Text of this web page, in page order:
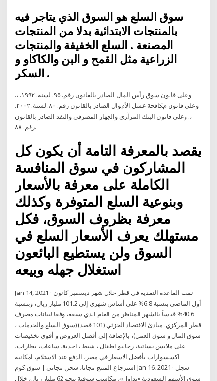
سوق السلع هو السوق الذي يتاجر فيه
بالمنتجات الابتدائية بدلا من المنتجات
المصنعة . السلع الخفيفة والمنتجات
الزراعية مثل القمح و البن والكاكاو و
السكر .
وﻋﻠﻰ ﻗﺎﻧﻮن ﺳﻮق رأس اﻟﻤﺎل اﻟﺼﺎدر ﺑﺎﻟﻘﺎﻧﻮن رﻗﻢ. ٩٥. ﻟﺴﻨﺔ. ١٩٩٢. ،.
وﻋﻠﻰ ﻗﺎﻧﻮن ﻡﻜﺎﻓﺤﺔ ﻏﺴﻞ اﻷﻡﻮال اﻟﺼﺎدر ﺑﺎﻟﻘﺎﻧﻮن رﻗﻢ. ٨٠. ﻟﺴﻨﺔ. ٢٠٠٢.
،. وﻋﻠﻰ ﻗﺎﻧﻮن اﻟﺒﻨﻚ اﻟﻤﺮآﺰى واﻟﺠﻬﺎز اﻟﻤﺼﺮﻓﻰ واﻟﻨﻘﺪ اﻟﺼﺎدر ﺑﺎﻟﻘﺎﻧﻮن
رﻗﻢ. ٨٨.
يقصد بالمعرفة التامة أن يكون كل
المشاركون في سوق المنافسة
الكاملة على معرفة بالأسعار
وبنوعية السلع المتوفرة وكذلك
معرفة بظروف السوق، فكل
مستهلك يعرف الأسعار السلع في
السوق ولن يستطيع البائعون
استغلال جهله وبيعه
Jan 14, 2021 · نمت القاعدة النقدية في قطر خلال شهر ديسمبر كانون
أول الماضي بنسبة 6.8% على أساس شهري إلى 101.2 مليار ريال، وبنسبة
40.6% قياساً بالشهر المناظر من العام الذي سبقه، وفقا لبيانات مصرف
قطر المركزي. مبادئ الاقتصاد الجزئي (101 قصد) (سوق السلع والخدمات ،
سوق المال و سوق العمل)، بالإضافة إلى أفضل العروض و أقوى تخقيضات
على ملابس نسائية، رجاليو اطفال ، شنط ، احذية، ساعات، نظارات،
اكسسوارات بأفضل الاسعار في مصر، الدفع عند الاستلام، امكانية
استرجاع المنتج مجانا، شحن مجاني | سوق.كوم Jan 16, 2021 · سجل
سوق الأسهم السعودية «تداول»، مكاسب سوقية بنحو 62 مليار ريال، خلال